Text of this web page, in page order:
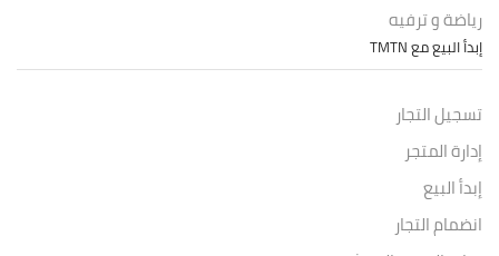
رياضة و ترفيه
إبدأ البيع مع TMTN
تسجيل التجار
إدارة المتجر
إبدأ البيع
انضمام التجار